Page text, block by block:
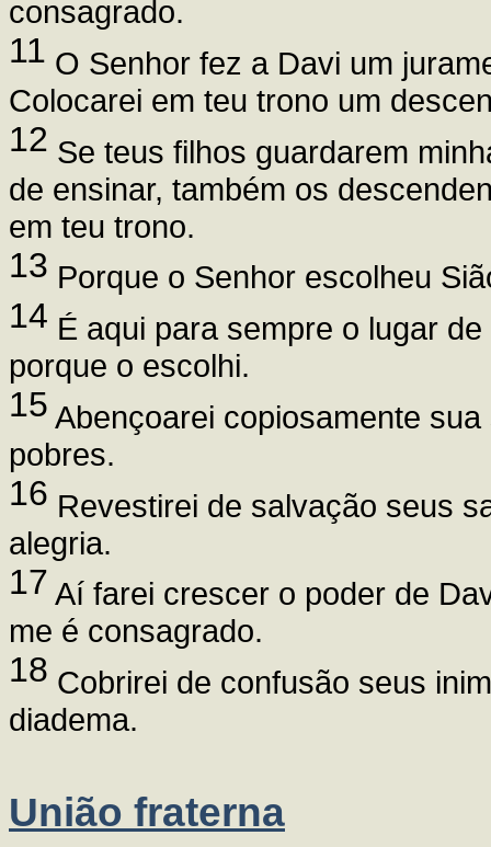
consagrado.
11 O Senhor fez a Davi um
Colocarei em teu trono um
12 Se teus filhos guardarem
de ensinar, também os
em teu trono.
13 Porque o Senhor escolheu
14 É aqui para sempre o lugar
porque o escolhi.
15 Abençoarei copiosamente
pobres.
16 Revestirei de salvação seus
alegria.
17 Aí farei crescer o poder de
me é consagrado.
18 Cobrirei de confusão seus
diadema.
União fraterna